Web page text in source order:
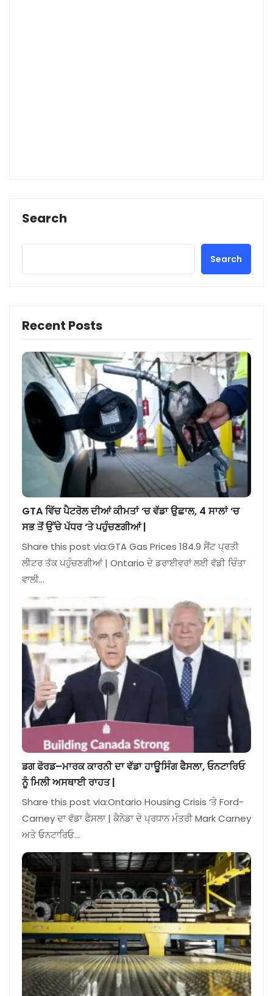
Search
Search
Recent Posts
GTA ਵਿੱਚ ਪੈਟਰੋਲ ਦੀਆਂ ਕੀਮਤਾਂ ‘ਚ ਵੱਡਾ ਉਛਾਲ, 4 ਸਾਲਾਂ ‘ਚ
ਸਭ ਤੋਂ ਉੱਚੇ ਪੱਧਰ ‘ਤੇ ਪਹੁੰਚਣਗੀਆਂ |
Share this post via:GTA Gas Prices 184.9 ਸੈਂਟ ਪ੍ਰਤੀ
ਲੀਟਰ ਤੱਕ ਪਹੁੰਚਣਗੀਆਂ | Ontario ਦੇ ਡਰਾਈਵਰਾਂ ਲਈ ਵੱਡੀ ਚਿੰਤਾ
ਵਾਲੀ…
ਡਗ ਫੋਰਡ–ਮਾਰਕ ਕਾਰਨੀ ਦਾ ਵੱਡਾ ਹਾਊਸਿੰਗ ਫੈਸਲਾ, ਓਨਟਾਰਿਓ
ਨੂੰ ਮਿਲੀ ਅਸਥਾਈ ਰਾਹਤ |
Share this post via:Ontario Housing Crisis ‘ਤੇ Ford-
Carney ਦਾ ਵੱਡਾ ਫੈਸਲਾ | ਕੈਨੇਡਾ ਦੇ ਪ੍ਰਧਾਨ ਮੰਤਰੀ Mark Carney
ਅਤੇ ਓਨਟਾਰਿਓ…